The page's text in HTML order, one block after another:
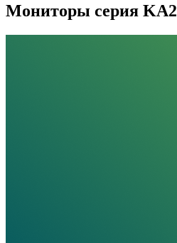
Мониторы серия KA2